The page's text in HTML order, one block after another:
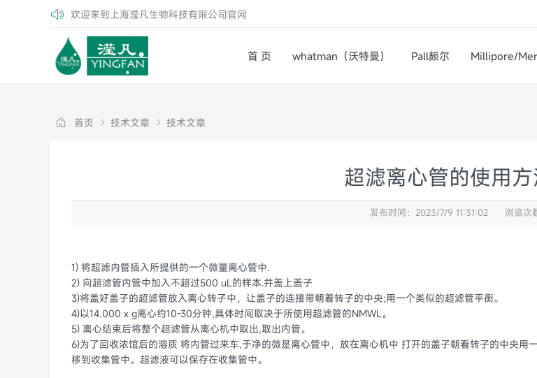
欢迎来到上海滢凡生物科技有限公司官网
首 页 whatman（沃特曼） Pall颇尔 Millipore/
首页 技术文章 技术文章
超滤离心管的使用
发布时间：2023/7/9 11:31:02 浏览次
1) 将超滤内管插入所提供的一个微量离心管中.
2) 向超滤管内管中加入不超过500 uL的样本.并盖上盖子
3)将盖好盖子的超滤管放入离心转子中，让盖子的连接带朝着转子的中央;用一个类似的超滤管平衡。
4)以14.000 x g离心约10-30分钟,具体时间取决于所使用超滤管的NMWL。
5) 离心结束后将整个超滤管从离心机中取出,取出内管。
6)为了回收浓馆后的溶质 将内管过来车,于净的微是离心管中，放在离心机中 打开的盖子朝看转子的中央
移到收集管中。超滤液可以保存在收集管中。